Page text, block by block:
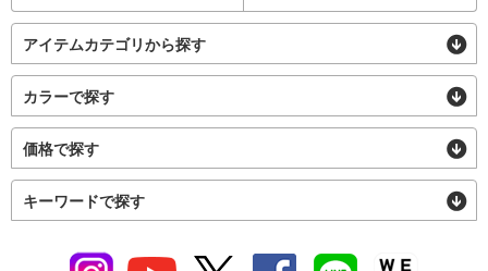
アイテムカテゴリから探す
カラーで探す
価格で探す
キーワードで探す